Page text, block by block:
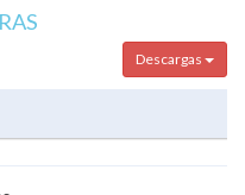
Descargas